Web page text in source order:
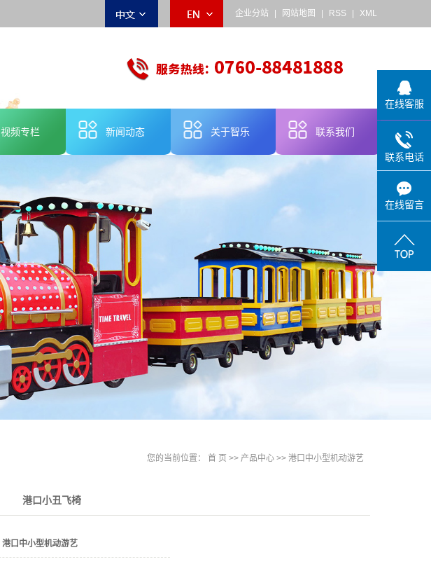
企业分站 | 网站地图 | RSS | XML
视频专栏 新闻动态
智乐动态
技术知识
关于智乐 联系我们
您的当前位置： 首 页 >> 产品中心 >> 港口中小型机动游艺
港口小丑飞椅
港口中小型机动游艺
在线客服
联系电话
在线留言